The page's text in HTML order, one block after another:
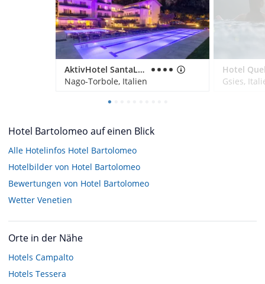
AktivHotel SantaLucia
Nago-Torbole, Italien
Gsies,
Hotel Bartolomeo auf einen Blick
Alle Hotelinfos Hotel Bartolomeo
Hotelbilder von Hotel Bartolomeo
Bewertungen von Hotel Bartolomeo
Wetter Venetien
Orte in der Nähe
Hotels Campalto
Hotels Tessera